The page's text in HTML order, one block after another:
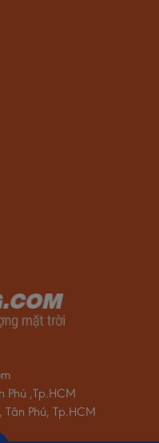
Phú ,Tp.HCM
Phú, Tp.HCM